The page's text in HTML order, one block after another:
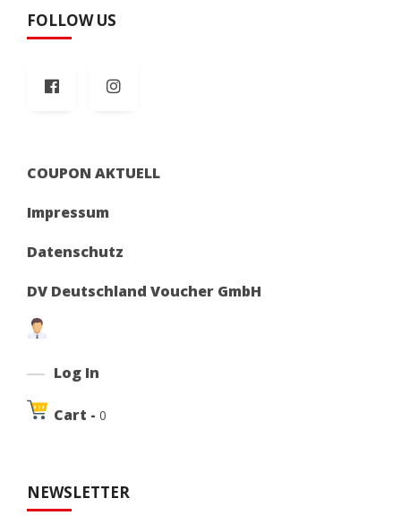
FOLLOW US
COUPON AKTUELL
Impressum
Datenschutz
DV Deutschland Voucher GmbH
Log In
Cart - 0
NEWSLETTER